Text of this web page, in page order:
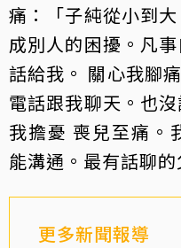
痛：「子純從小到
成別人的困擾。凡
話給我。 關心我腳
電話跟我聊天。也
我擔憂 喪兒至痛。
能溝通。最有話聊的
更多新聞報導